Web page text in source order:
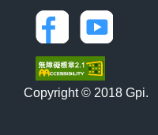
Copyright © 2018 Gpi.